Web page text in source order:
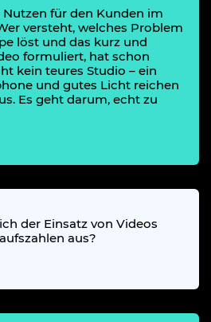
für den Kunden im
versteht, welches Problem
löst und das kurz und
formuliert, hat schon
kein teures Studio – ein
und gutes Licht reichen
Es geht darum, echt zu
der Einsatz von Videos
aus?